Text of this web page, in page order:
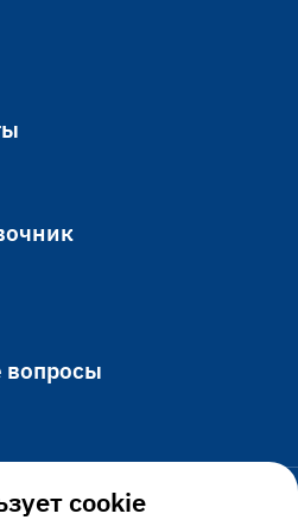
вопросы
cookie